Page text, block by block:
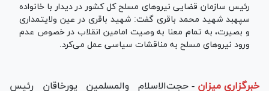
رئیس سازمان قضایی نیرو‌های مسلح کل کشور در دیدار با خانواده
سپهبد شهید محمد باقری گفت: شهید باقری در عین ولایتمداری
و بصیرت، به تمام معنا به وصیت امامین انقلاب در خصوص عدم
ورود نیرو‌های مسلح به مناقشات سیاسی عمل می‌کرد.
خبرگزاری میزان - حجت‌الاسلام والمسلمین پورخاقان رئیس